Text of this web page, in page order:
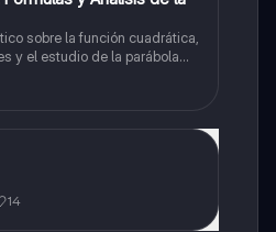
sobre la función cuadrática,
y el estudio de la parábola
desarrollo de la
raíces, vértice y elementos
14